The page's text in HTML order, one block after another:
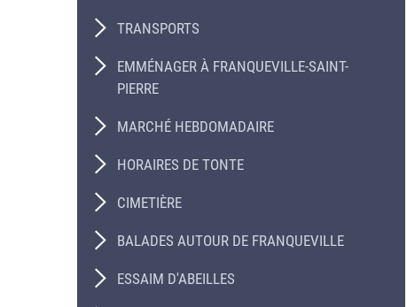
TRANSPORTS
EMMÉNAGER À FRANQUEVILLE-SAINT-
PIERRE
MARCHÉ HEBDOMADAIRE
HORAIRES DE TONTE
CIMETIÈRE
BALADES AUTOUR DE FRANQUEVILLE
ESSAIM D'ABEILLES